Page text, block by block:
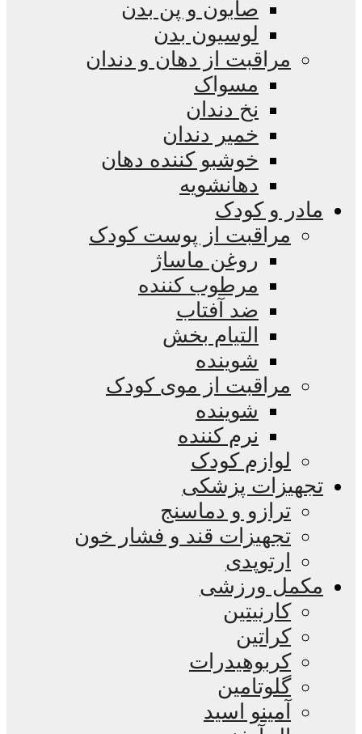
صابون و پن بدن
لوسیون بدن
مراقبت از دهان و دندان
مسواک
نخ دندان
خمیر دندان
خوشبو کننده دهان
دهانشویه
مادر و کودک
مراقبت از پوست کودک
روغن ماساژ
مرطوب کننده
ضد آفتاب
التیام بخش
شوینده
مراقبت از موی کودک
شوینده
نرم کننده
لوازم کودک
تجهیزات پزشکی
ترازو و دماسنج
تجهیزات قند و فشار خون
ارتوپدی
مکمل ورزشی
کارنیتین
کراتین
کربوهیدرات
گلوتامین
آمینو اسید